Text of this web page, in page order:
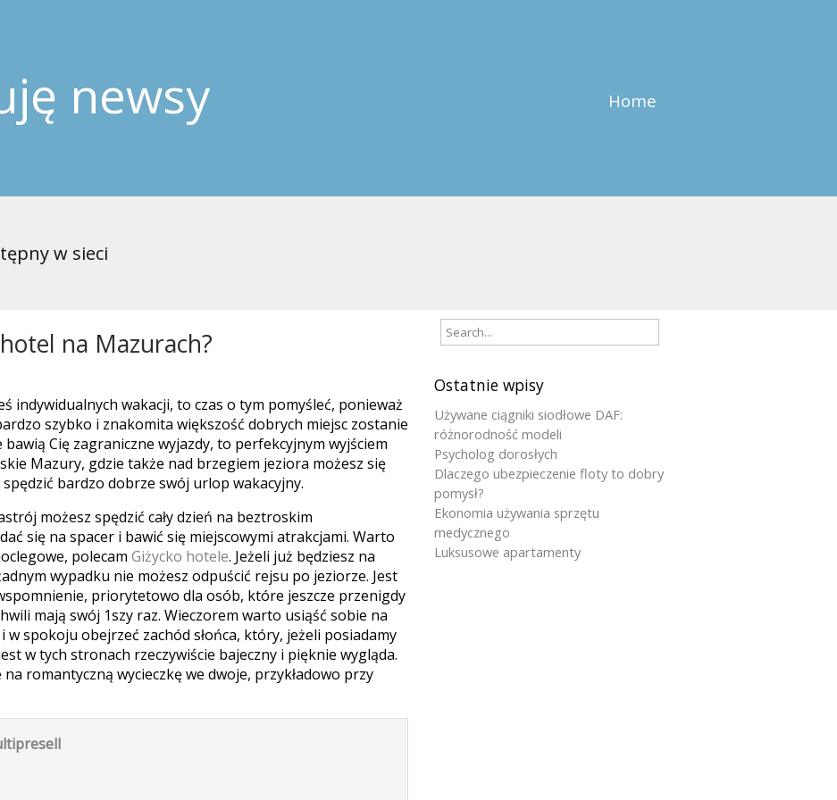
newsy Home
w sieci
na Mazurach?
indywidualnych wakacji, to czas o tym pomyśleć, ponieważ
szybko i znakomita większość dobrych miejsc zostanie
bawią Cię zagraniczne wyjazdy, to perfekcyjnym wyjściem
Mazury, gdzie także nad brzegiem jeziora możesz się
bardzo dobrze swój urlop wakacyjny.
możesz spędzić cały dzień na beztroskim
się na spacer i bawić się miejscowymi atrakcjami. Warto
polecam Giżycko hotele. Jeżeli już będziesz na
wypadku nie możesz odpuścić rejsu po jeziorze. Jest
priorytetowo dla osób, które jeszcze przenigdy
mają swój 1szy raz. Wieczorem warto usiąść sobie na
spokoju obejrzeć zachód słońca, który, jeżeli posiadamy
w tych stronach rzeczywiście bajeczny i pięknie wygląda.
romantyczną wycieczkę we dwoje, przykładowo przy
Ostatnie wpisy
Używane ciągniki siodłowe DAF:
różnorodność modeli
Psycholog dorosłych
Dlaczego ubezpieczenie floty to dobry
pomysł?
Ekonomia używania sprzętu
medycznego
Luksusowe apartamenty